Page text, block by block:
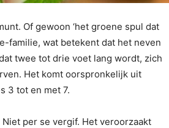
Of gewoon ‘het groene spul dat
familie, wat betekent dat het neven
twee tot drie voet lang wordt, zich
Het komt oorspronkelijk uit
3 tot en met 7.
per se vergif. Het veroorzaakt